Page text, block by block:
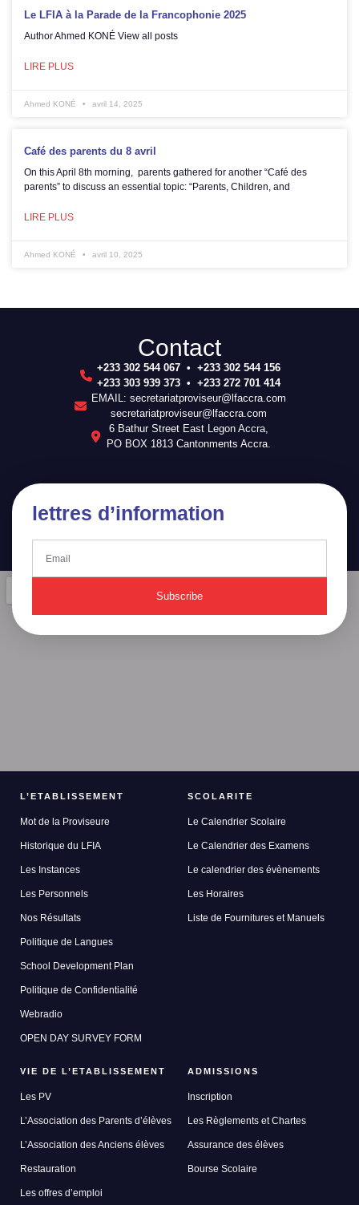
Le LFIA à la Parade de la Francophonie 2025
Author Ahmed KONÉ View all posts
LIRE PLUS
Ahmed KONÉ avril 14, 2025
Café des parents du 8 avril
On this April 8th morning, parents gathered for another “Café des
parents” to discuss an essential topic: “Parents, Children, and
LIRE PLUS
Ahmed KONÉ avril 10, 2025
Contact
+233 302 544 067 • +233 302 544 156
+233 303 939 373 • +233 272 701 414
EMAIL: secretariatproviseur@lfaccra.com
secretariatproviseur@lfaccra.com
6 Bathur Street East Legon Accra,
PO BOX 1813 Cantonments Accra.
lettres d’information
Subscribe
L’ETABLISSEMENT
Mot de la Proviseure
Historique du LFIA
Les Instances
Les Personnels
Nos Résultats
Politique de Langues
School Development Plan
Politique de Confidentialité
Webradio
OPEN DAY SURVEY FORM
SCOLARITE
Le Calendrier Scolaire
Le Calendrier des Examens
Le calendrier des évènements
Les Horaires
Liste de Fournitures et Manuels
ADMISSIONS
Inscription
Les Règlements et Chartes
Assurance des élèves
Bourse Scolaire
VIE DE L’ETABLISSEMENT
Les PV
L’Association des Parents d’élèves
L’Association des Anciens élèves
Restauration
Les offres d’emploi